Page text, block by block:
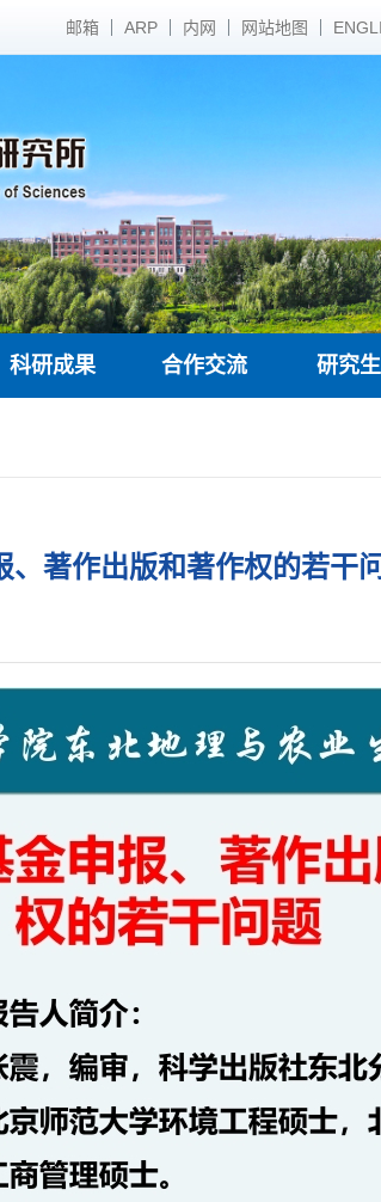
邮箱 ARP 内网 网站地图
科研成果 合作交流 研究
、著作出版和著作权的若干